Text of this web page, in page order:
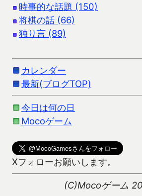
時事的な話題 (150)
将棋の話 (66)
独り言 (89)
カレンダー
最新(ブログTOP)
今日は何の日
Mocoゲーム
Xフォローお願いします。
(C)Mocoゲーム